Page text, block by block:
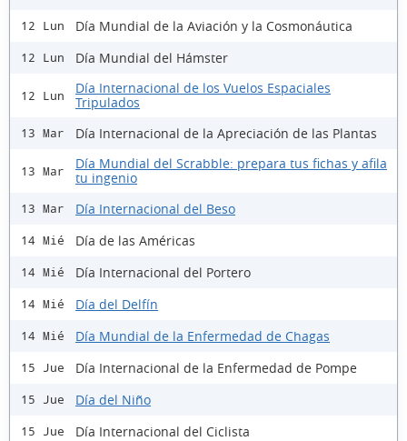
12 Lun Día Mundial de la Aviación y la Cosmonáutica
12 Lun Día Mundial del Hámster
12 Lun
Día Internacional de los Vuelos Espaciales
Tripulados
13 Mar Día Internacional de la Apreciación de las Plantas
13 Mar
Día Mundial del Scrabble: prepara tus fichas y afila
tu ingenio
13 Mar Día Internacional del Beso
14 Mié Día de las Américas
14 Mié Día Internacional del Portero
14 Mié Día del Delfín
14 Mié Día Mundial de la Enfermedad de Chagas
15 Jue Día Internacional de la Enfermedad de Pompe
15 Jue Día del Niño
15 Jue Día Internacional del Ciclista